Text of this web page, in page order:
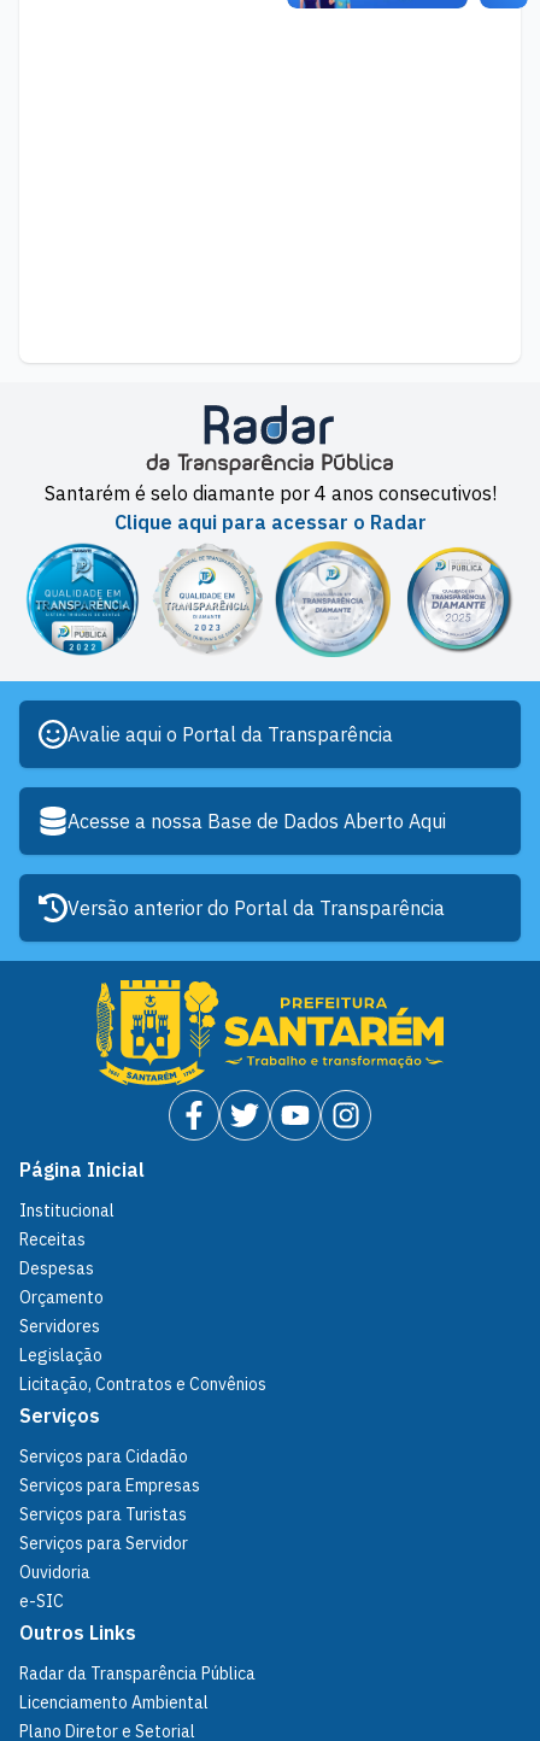
Santarém é selo diamante por 4 anos consecutivos!
Clique aqui para acessar o Radar
Avalie aqui o Portal da Transparência
Acesse a nossa Base de Dados Aberto Aqui
Versão anterior do Portal da Transparência
Página Inicial
Institucional
Receitas
Despesas
Orçamento
Servidores
Legislação
Licitação, Contratos e Convênios
Serviços
Serviços para Cidadão
Serviços para Empresas
Serviços para Turistas
Serviços para Servidor
Ouvidoria
e-SIC
Outros Links
Radar da Transparência Pública
Licenciamento Ambiental
Plano Diretor e Setorial